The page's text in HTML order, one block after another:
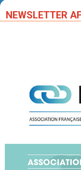
NEWSLETTER